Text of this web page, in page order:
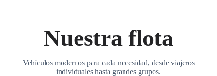
Nuestra flota
Vehículos modernos para cada necesidad, desde viajeros
individuales hasta grandes grupos.